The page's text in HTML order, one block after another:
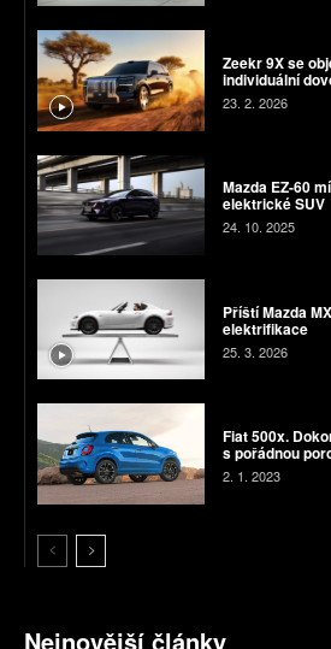
Zeekr 9X se
individuální
23. 2. 2026
Mazda EZ-60
elektrické SUV
24. 10. 2025
Příští Mazda
elektrifikace
25. 3. 2026
Fiat 500x.
s pořádnou
2. 1. 2023
Nejnovější články